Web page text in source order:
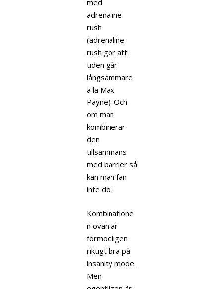
med
adrenaline
rush
(adrenaline
rush gör att
tiden går
långsammare
a la Max
Payne). Och
om man
kombinerar
den
tillsammans
med barrier så
kan man fan
inte dö!
Kombinatione
n ovan är
förmodligen
riktigt bra på
insanity mode.
Men